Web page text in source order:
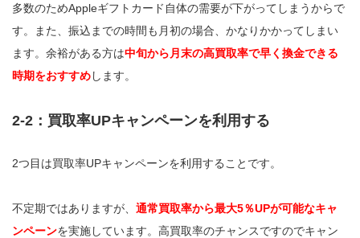
多数のためAppleギフトカード自体の需要が下がってしまうからで
す。また、振込までの時間も月初の場合、かなりかかってしまい
ます。余裕がある方は中旬から月末の高買取率で早く換金できる
時期をおすすめします。
2-2：買取率UPキャンペーンを利用する
2つ目は買取率UPキャンペーンを利用することです。
不定期ではありますが、 通常買取率から最大5％UPが可能なキャ
ンペーンを実施しています。高買取率のチャンスですのでキャン